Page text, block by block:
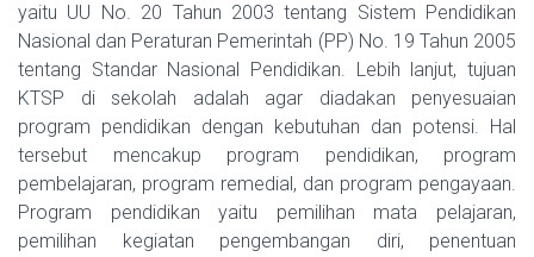
yaitu UU No. 20 Tahun 2003 tentang Sistem Pendidikan
Nasional dan Peraturan Pemerintah (PP) No. 19 Tahun 2005
tentang Standar Nasional Pendidikan. Lebih lanjut, tujuan
KTSP di sekolah adalah agar diadakan penyesuaian
program pendidikan dengan kebutuhan dan potensi. Hal
tersebut mencakup program pendidikan, program
pembelajaran, program remedial, dan program pengayaan.
Program pendidikan yaitu pemilihan mata pelajaran,
pemilihan kegiatan pengembangan diri, penentuan